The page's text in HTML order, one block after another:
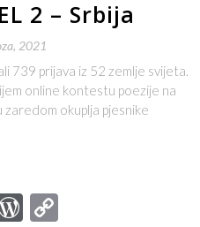
2 – Srbija
2021
739 prijava iz 52 zemlje svijeta.
online kontestu poezije na
okuplja pjesnike
WordPress